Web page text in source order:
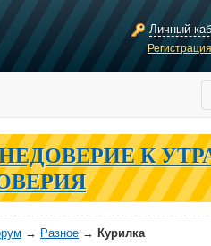
Личный
К
→ Разное → Курилка